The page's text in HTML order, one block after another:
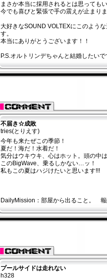
まさか本当に採用されるとは思っても
今でも喜びと緊張で手の震えが止まり
大好きなSOUND VOLTEXにこのよう
す。
本当にありがとうございます！！
P.S.オルトリンデちゃんと結婚したいで
不届き☆成敗
tries(とりえす)
今年も来たぜこの季節！
夏だ！海だ！水着だ！
気分はウキウキ、心はホット。頭の中
このBigWave、乗るしかない…ッ！
私もこの夏はハジけたいと思います!!!
DailyMission：部屋から出ること。
プールサイドは走れない
h328